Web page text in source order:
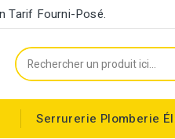
Tarif Fourni-Posé.
Serrurerie Plomberie